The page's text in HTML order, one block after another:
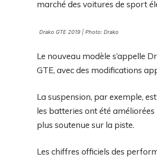
marché des voitures de sport
Drako GTE 2019 | Photo: Drako
Le nouveau modèle s’appelle
GTE, avec des modifications
La suspension, par exemple,
les batteries ont été
plus soutenue sur la piste.
Les chiffres officiels des